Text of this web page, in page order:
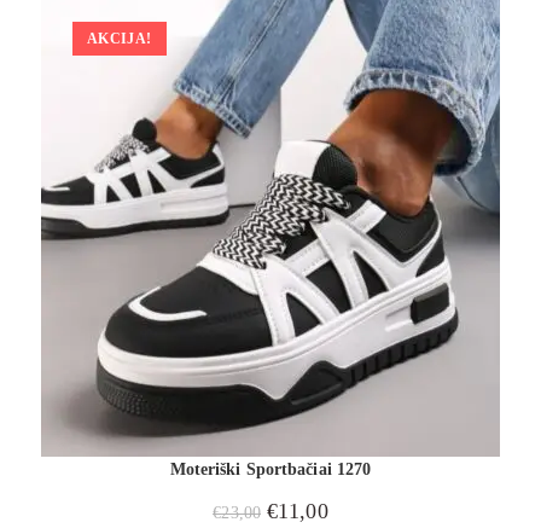
AKCIJA!
Moteriški Sportbačiai 1270
€23,00 €11,00